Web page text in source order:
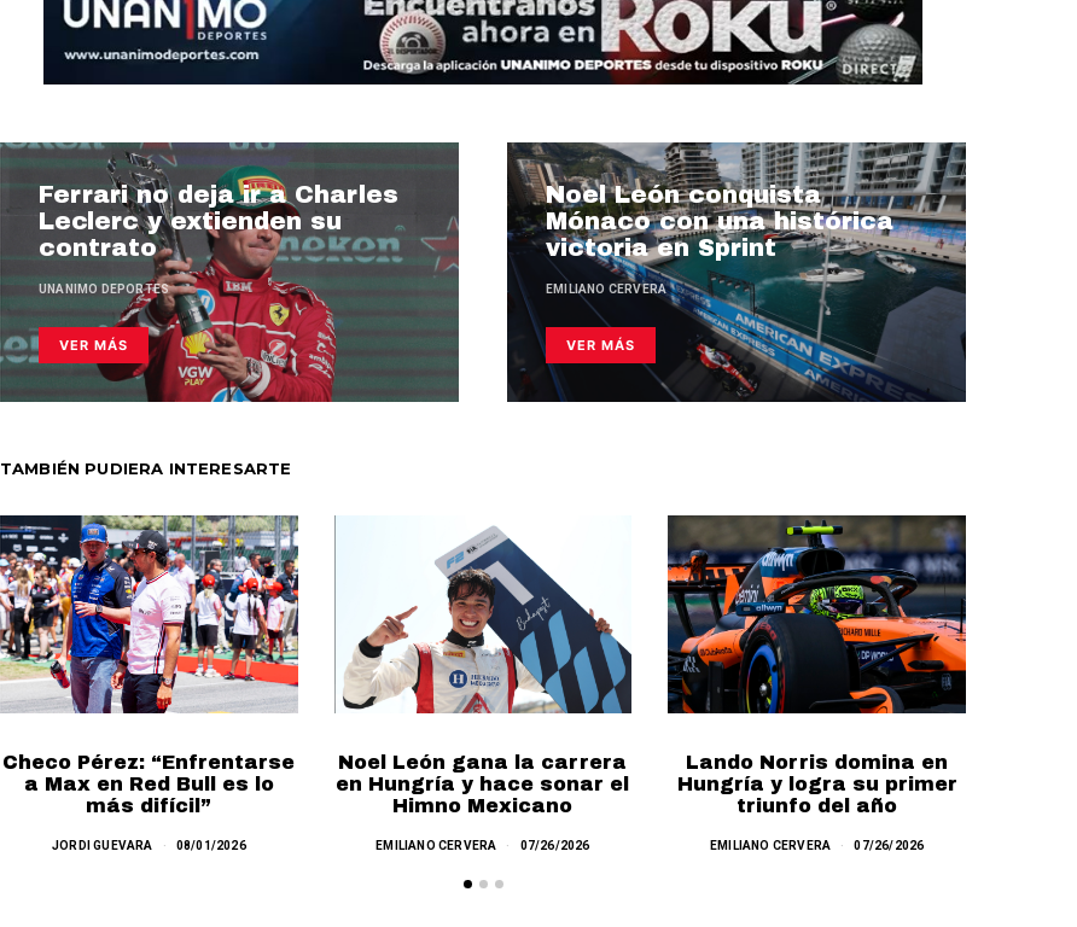
Ferrari no deja ir a Charles
Leclerc y extienden su
contrato
UNANIMO DEPORTES
VER MÁS
Noel León conquista
Mónaco con una histórica
victoria en Sprint
EMILIANO CERVERA
VER MÁS
TAMBIÉN PUDIERA INTERESARTE
Checo Pérez: “Enfrentarse
a Max en Red Bull es lo
más difícil”
JORDI GUEVARA 08/01/2026
Noel León gana la carrera
en Hungría y hace sonar el
Himno Mexicano
EMILIANO CERVERA 07/26/2026
Lando Norris domina en
Hungría y logra su primer
triunfo del año
EMILIANO CERVERA 07/26/2026